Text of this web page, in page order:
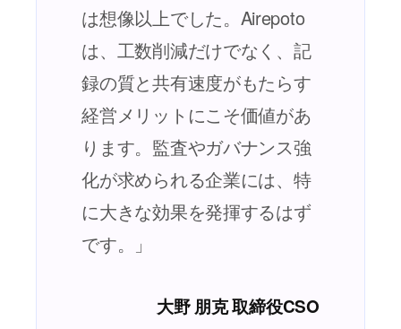
は想像以上でした。Airepoto
は、工数削減だけでなく、記
録の質と共有速度がもたらす
経営メリットにこそ価値があ
ります。監査やガバナンス強
化が求められる企業には、特
に大きな効果を発揮するはず
です。」
大野 朋克 取締役CSO